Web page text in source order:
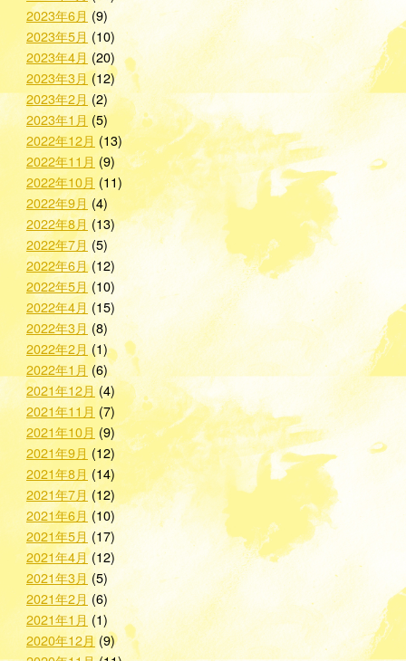
2023年6月(9)
2023年5月 (10)
2023年4月 (20)
2023年3月(12)
2023年2月(2)
2023年1月 (5)
2022年12月 (13)
2022年11月 (9)
2022年10月 (11)
2022年9月(4)
2022年8月(13)
2022年7月(5)
2022年6月(12)
2022年5月(10)
2022年4月 (15)
2022年3月(8)
2022年2月 (1)
2022年1月(6)
2021年12月(4)
2021年11月 (7)
2021年10月 (9)
2021年9月 (12)
2021年8月(14)
2021年7月(12)
2021年6月 (10)
2021年5月 (17)
2021年4月(12)
2021年3月 (5)
2021年2月(6)
2021年1月 (1)
2020年12月(9)